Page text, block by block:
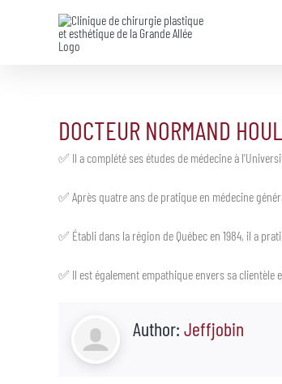
DOCTEUR NORMAND
✅ Il a complété ses études de médecine à
✅ Après quatre ans de pratique en médecine
✅ Établi dans la région de Québec en 1984, il a
✅ Il est également empathique envers sa clientèle
Author: Jeffjobin